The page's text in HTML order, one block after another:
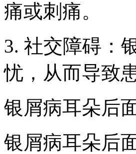
痛或刺痛。
3. 社交障碍：
忧，从而导致
银屑病耳朵后
银屑病耳朵后